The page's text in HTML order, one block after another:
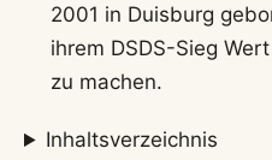
2001 in Duisburg
ihrem DSDS-Sieg
zu machen.
Inhaltsverzeichnis